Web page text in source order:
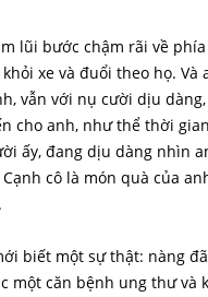
lũi bước chậm rãi về
xe và đuổi theo họ. Và
vẫn với nụ cười dịu
cho anh, như thể thời
ấy, đang dịu dàng nhìn
cô là món quà của
biết một sự thật: nàng
một căn bệnh ung thư và